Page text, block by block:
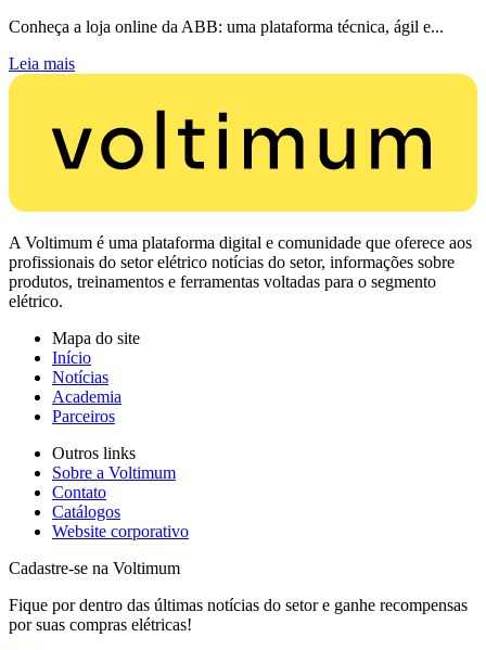
Conheça a loja online da ABB: uma plataforma técnica, ágil e...
Leia mais
A Voltimum é uma plataforma digital e comunidade que oferece aos
profissionais do setor elétrico notícias do setor, informações sobre
produtos, treinamentos e ferramentas voltadas para o segmento
elétrico.
Mapa do site
Início
Notícias
Academia
Parceiros
Outros links
Sobre a Voltimum
Contato
Catálogos
Website corporativo
Cadastre-se na Voltimum
Fique por dentro das últimas notícias do setor e ganhe recompensas
por suas compras elétricas!